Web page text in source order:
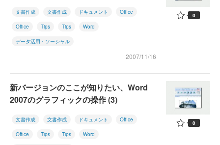
文書作成 文書作成 ドキュメント Office
Office Tips Tips Word
データ活用・ソーシャル
2007/11/16
0
新バージョンのここが知りたい、Word
2007のグラフィックの操作 (3)
文書作成 文書作成 ドキュメント Office
Office Tips Tips Word
0